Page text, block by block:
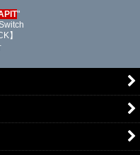
"
】